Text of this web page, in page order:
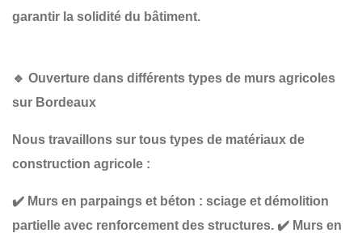
garantir la solidité du bâtiment.
🔹 Ouverture dans différents types de murs agricoles
sur Bordeaux
Nous travaillons sur tous types de matériaux de
construction agricole :
✔️ Murs en parpaings et béton : sciage et démolition
partielle avec renforcement des structures. ✔️ Murs en